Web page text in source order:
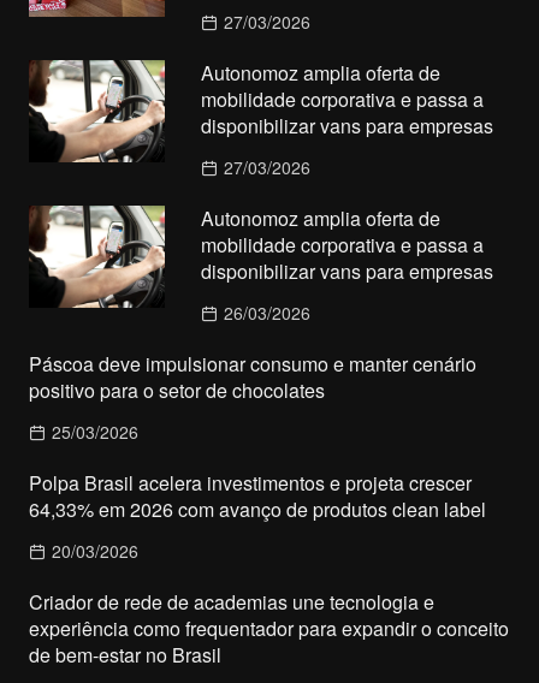
27/03/2026
Autonomoz amplia oferta de
mobilidade corporativa e passa a
disponibilizar vans para empresas
27/03/2026
Autonomoz amplia oferta de
mobilidade corporativa e passa a
disponibilizar vans para empresas
26/03/2026
Páscoa deve impulsionar consumo e manter cenário
positivo para o setor de chocolates
25/03/2026
Polpa Brasil acelera investimentos e projeta crescer
64,33% em 2026 com avanço de produtos clean label
20/03/2026
Criador de rede de academias une tecnologia e
experiência como frequentador para expandir o conceito
de bem-estar no Brasil